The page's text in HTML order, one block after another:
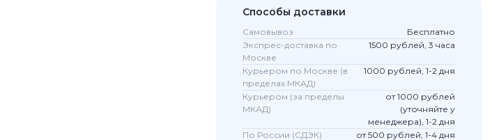
Способы доставки
Самовывоз
Бесплатно
Экспрес-доставка по
Москве
1500 рублей, 3 часа
Курьером по Москве (в
пределах МКАД)
1000 рублей, 1-2 дня
Курьером (за пределы
МКАД)
от 1000 рублей
(уточняйте у
менеджера), 1-2 дня
По России (СДЭК)
от 500 рублей, 1-4 дня